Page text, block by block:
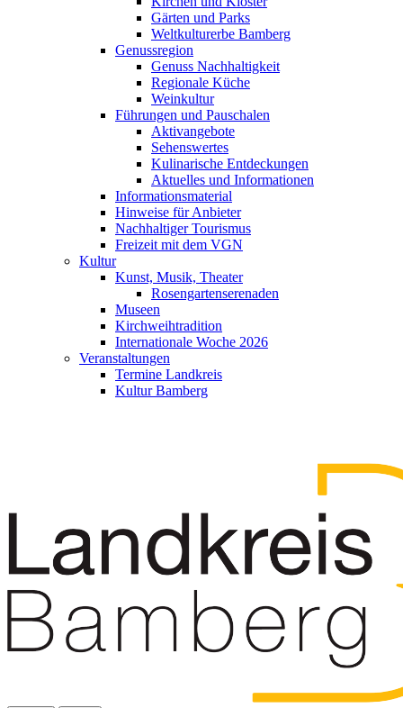
Gärten und Parks
Weltkulturerbe Bamberg
Genussregion
Genuss Nachhaltigkeit
Regionale Küche
Weinkultur
Führungen und Pauschalen
Aktivangebote
Sehenswertes
Kulinarische Entdeckungen
Aktuelles und Informationen
Informationsmaterial
Hinweise für Anbieter
Nachhaltiger Tourismus
Freizeit mit dem VGN
Kultur
Kunst, Musik, Theater
Rosengartenserenaden
Museen
Kirchweihtradition
Internationale Woche 2026
Veranstaltungen
Termine Landkreis
Kultur Bamberg